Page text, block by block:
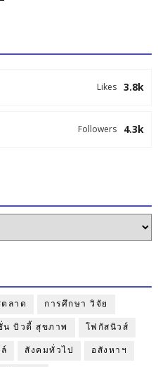
3.8k
Likes
4.3k
Followers
ตลาด การศึกษา วิจัย
น บิวตี้ สุขภาพ โฟกัสนิวส์
สังคมทั่วไป อสังหาฯ